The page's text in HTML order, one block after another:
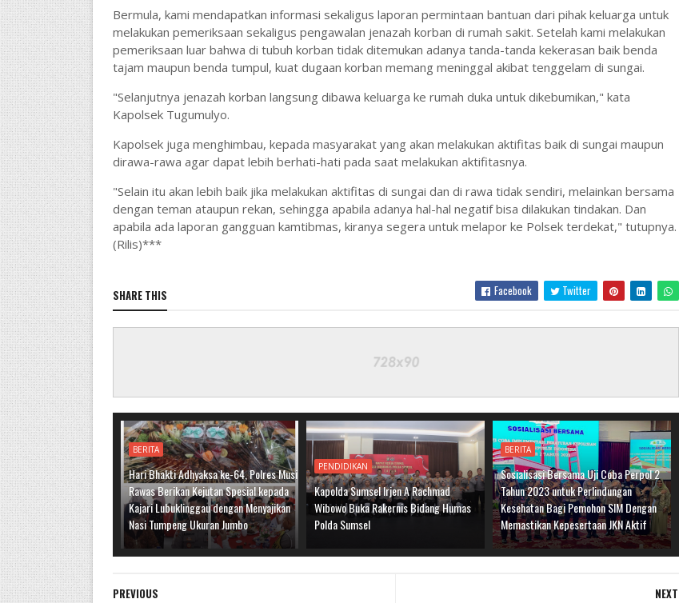
Bermula, kami mendapatkan informasi sekaligus laporan permintaan bantuan dari pihak keluarga untuk
melakukan pemeriksaan sekaligus pengawalan jenazah korban di rumah sakit. Setelah kami melakukan
pemeriksaan luar bahwa di tubuh korban tidak ditemukan adanya tanda-tanda kekerasan baik benda
tajam maupun benda tumpul, kuat dugaan korban memang meninggal akibat tenggelam di sungai.
"Selanjutnya jenazah korban langsung dibawa keluarga ke rumah duka untuk dikebumikan," kata
Kapolsek Tugumulyo.
Kapolsek juga menghimbau, kepada masyarakat yang akan melakukan aktifitas baik di sungai maupun
dirawa-rawa agar dapat lebih berhati-hati pada saat melakukan aktifitasnya.
"Selain itu akan lebih baik jika melakukan aktifitas di sungai dan di rawa tidak sendiri, melainkan bersama
dengan teman ataupun rekan, sehingga apabila adanya hal-hal negatif bisa dilakukan tindakan. Dan
apabila ada laporan gangguan kamtibmas, kiranya segera untuk melapor ke Polsek terdekat," tutupnya.
(Rilis)***
SHARE THIS Facebook Twitter
BERITA
Hari Bhakti Adhyaksa ke-64, Polres Musi
Rawas Berikan Kejutan Spesial kepada
Kajari Lubuklinggau dengan Menyajikan
Nasi Tumpeng Ukuran Jumbo
PENDIDIKAN
Kapolda Sumsel Irjen A Rachmad
Wibowo Buka Rakernis Bidang Humas
Polda Sumsel
BERITA
Sosialisasi Bersama Uji Coba Perpol 2
Tahun 2023 untuk Perlindungan
Kesehatan Bagi Pemohon SIM Dengan
Memastikan Kepesertaan JKN Aktif
NEXT
PREVIOUS